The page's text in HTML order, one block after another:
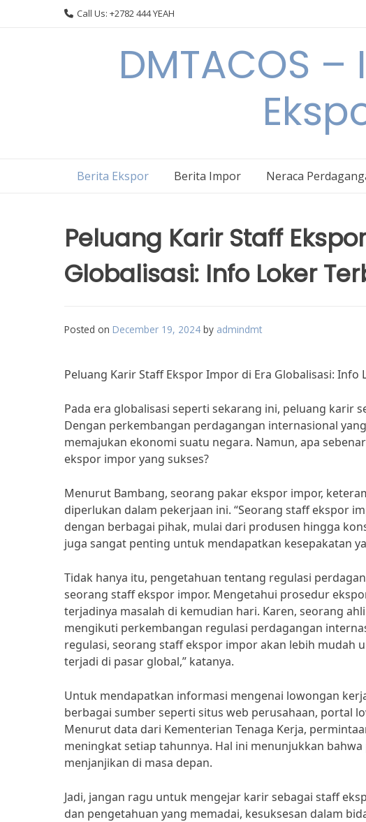
Call Us: +2782 444 YEAH
DMTACOS
Berita Ekspor Berita Impor Neraca
Peluang Karir Staff
Globalisasi: Info Loker
Posted on December 19, 2024 by admindmt
Peluang Karir Staff Ekspor Impor di Era Globalisasi: Info
Pada era globalisasi seperti sekarang ini, peluang karir
Dengan perkembangan perdagangan internasional
memajukan ekonomi suatu negara. Namun, apa
ekspor impor yang sukses?
Menurut Bambang, seorang pakar ekspor impor,
diperlukan dalam pekerjaan ini. “Seorang staff ekspor
dengan berbagai pihak, mulai dari produsen hingga
juga sangat penting untuk mendapatkan kesepakatan
Tidak hanya itu, pengetahuan tentang regulasi
seorang staff ekspor impor. Mengetahui prosedur
terjadinya masalah di kemudian hari. Karen, seorang
mengikuti perkembangan regulasi perdagangan
regulasi, seorang staff ekspor impor akan lebih mudah
terjadi di pasar global,” katanya.
Untuk mendapatkan informasi mengenai lowongan
berbagai sumber seperti situs web perusahaan, portal
Menurut data dari Kementerian Tenaga Kerja,
meningkat setiap tahunnya. Hal ini menunjukkan
menjanjikan di masa depan.
Jadi, jangan ragu untuk mengejar karir sebagai staff
dan pengetahuan yang memadai, kesuksesan dalam